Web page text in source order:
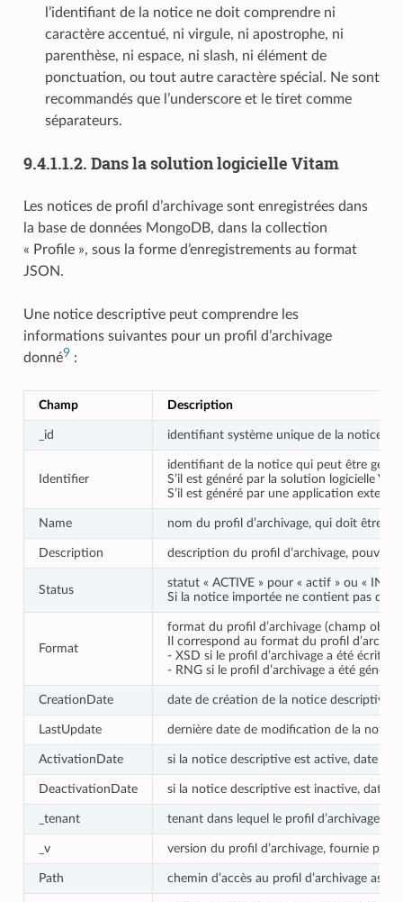
l’identifiant de la notice ne doit comprendre ni
caractère accentué, ni virgule, ni apostrophe, ni
parenthèse, ni espace, ni slash, ni élément de
ponctuation, ou tout autre caractère spécial. Ne sont
recommandés que l’underscore et le tiret comme
séparateurs.
9.4.1.1.2. Dans la solution logicielle Vitam
Les notices de profil d’archivage sont enregistrées dans
la base de données MongoDB, dans la collection
« Profile », sous la forme d’enregistrements au format
JSON.
Une notice descriptive peut comprendre les
informations suivantes pour un profil d’archivage
donné9 :
Champ Description
_id identifiant système unique de la notice
Identifier
identifiant de la notice qui peut être
S’il est généré par la solution logicielle
S’il est généré par une application
Name nom du profil d’archivage, qui doit être
Description description du profil d’archivage,
Status
statut « ACTIVE » pour « actif » ou «
Si la notice importée ne contient pas de
Format
format du profil d’archivage (champ
Il correspond au format du profil
- XSD si le profil d’archivage a été écrit en
- RNG si le profil d’archivage a été
CreationDate date de création de la notice descriptive,
LastUpdate dernière date de modification de la
ActivationDate si la notice descriptive est active, date
DeactivationDate si la notice descriptive est inactive, date
_tenant tenant dans lequel le profil d’archivage
_v version du profil d’archivage, fournie par
Path chemin d’accès au profil d’archivage